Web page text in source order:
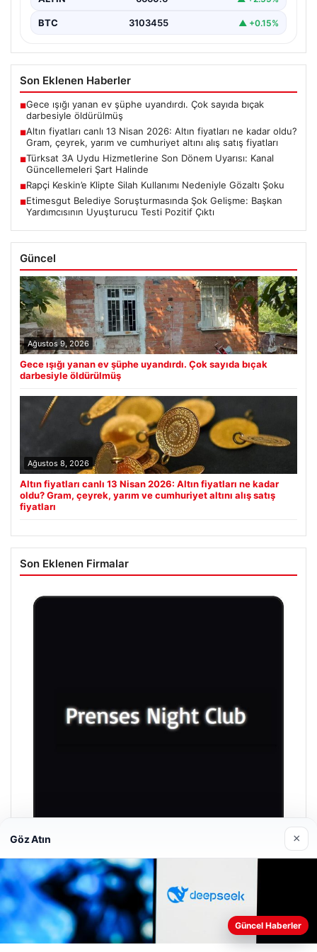
BTC 3103455 ▲ +0.15%
Son Eklenen Haberler
■Gece ışığı yanan ev şüphe uyandırdı. Çok sayıda bıçak
darbesiyle öldürülmüş
■Altın fiyatları canlı 13 Nisan 2026: Altın fiyatları ne kadar oldu?
Gram, çeyrek, yarım ve cumhuriyet altını alış satış fiyatları
■Türksat 3A Uydu Hizmetlerine Son Dönem Uyarısı: Kanal
Güncellemeleri Şart Halinde
■Rapçi Keskin’e Klipte Silah Kullanımı Nedeniyle Gözaltı Şoku
■Etimesgut Belediye Soruşturmasında Şok Gelişme: Başkan
Yardımcısının Uyuşturucu Testi Pozitif Çıktı
Güncel
Ağustos 9, 2026
Gece ışığı yanan ev şüphe uyandırdı. Çok sayıda bıçak
darbesiyle öldürülmüş
Ağustos 8, 2026
Altın fiyatları canlı 13 Nisan 2026: Altın fiyatları ne kadar
oldu? Gram, çeyrek, yarım ve cumhuriyet altını alış satış
fiyatları
Son Eklenen Firmalar
Prenses Night Club
Nisan 29, 2026
Göz Atın ×
Güncel Haberler